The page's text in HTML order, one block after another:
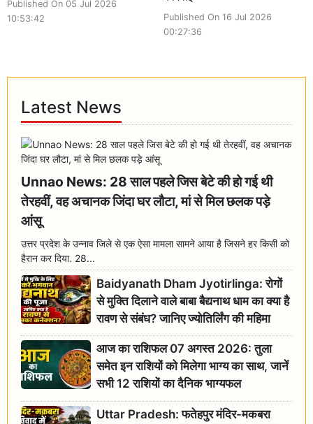
Published On 05 Jul 2026
10:53:42
Published On 16 Jul 2026
00:27:36
Latest News
Unnao News: 28 साल पहले जिस बेटे की हो गई थी
तेरहवीं, वह अचानक जिंदा घर लौटा, मां से मिल छलक पड़े
आंसू
उत्तर प्रदेश के उन्नाव जिले से एक ऐसा मामला सामने आया है जिसने हर किसी को
हैरान कर दिया. 28...
Baidyanath Dham Jyotirlinga: रोगों
से मुक्ति दिलाने वाले बाबा बैद्यनाथ धाम का क्या है
रावण से संबंध? जानिए ज्योतिर्लिंग की महिमा
आज का राशिफल 07 अगस्त 2026: तुला
समेत इन राशियों को मिलेगा भाग्य का साथ, जानें
सभी 12 राशियों का दैनिक भाग्यफल
Uttar Pradesh: फतेहपुर मंदिर-मकबरा